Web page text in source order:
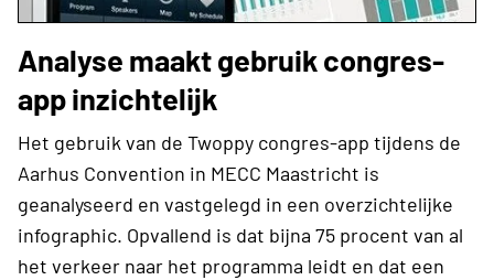
Analyse maakt gebruik congres-
app inzichtelijk
Het gebruik van de Twoppy congres-app tijdens de
Aarhus Convention in MECC Maastricht is
geanalyseerd en vastgelegd in een overzichtelijke
infographic. Opvallend is dat bijna 75 procent van al
het verkeer naar het programma leidt en dat een